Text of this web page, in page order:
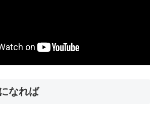
なれば